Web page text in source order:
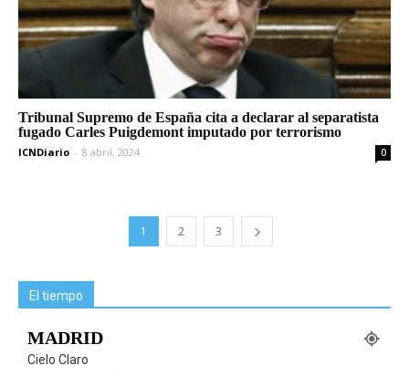
Tribunal Supremo de España cita a declarar al separatista
fugado Carles Puigdemont imputado por terrorismo
ICNDiario - 8 abril, 2024 0
1 2 3
El tiempo
MADRID
Cielo Claro